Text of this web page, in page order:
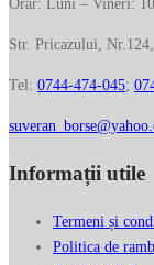
Orar: Luni – Vineri:
Str. Pricazului,
Tel: 0744-474-045;
Informații utile
Termeni și
Politica de